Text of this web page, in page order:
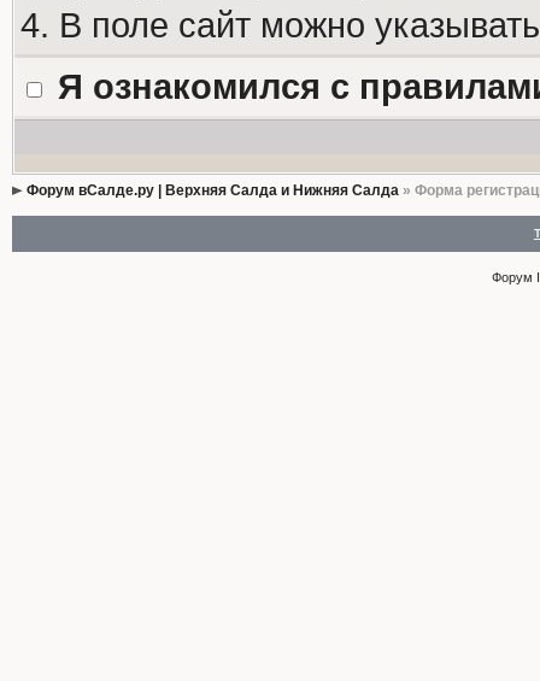
4. В поле сайт можно
Я ознакомился с
Форум вСалде.ру | Верхняя Салда и Нижняя Салда» Форма
Форум